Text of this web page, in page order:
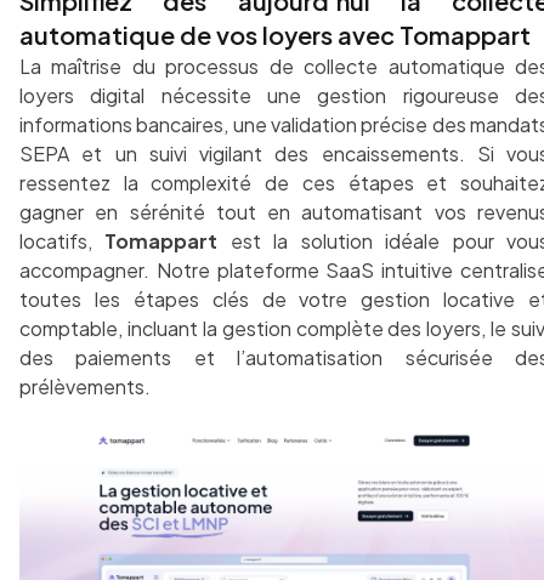
automatique de vos loyers avec Tomappart
La maîtrise du processus de collecte automatique
loyers digital nécessite une gestion rigoureuse
informations bancaires, une validation précise des
SEPA et un suivi vigilant des encaissements. Si
ressentez la complexité de ces étapes et
gagner en sérénité tout en automatisant vos
locatifs, Tomappart est la solution idéale pour
accompagner. Notre plateforme SaaS intuitive
toutes les étapes clés de votre gestion locative
comptable, incluant la gestion complète des loyers, le
des paiements et l’automatisation sécurisée
prélèvements.